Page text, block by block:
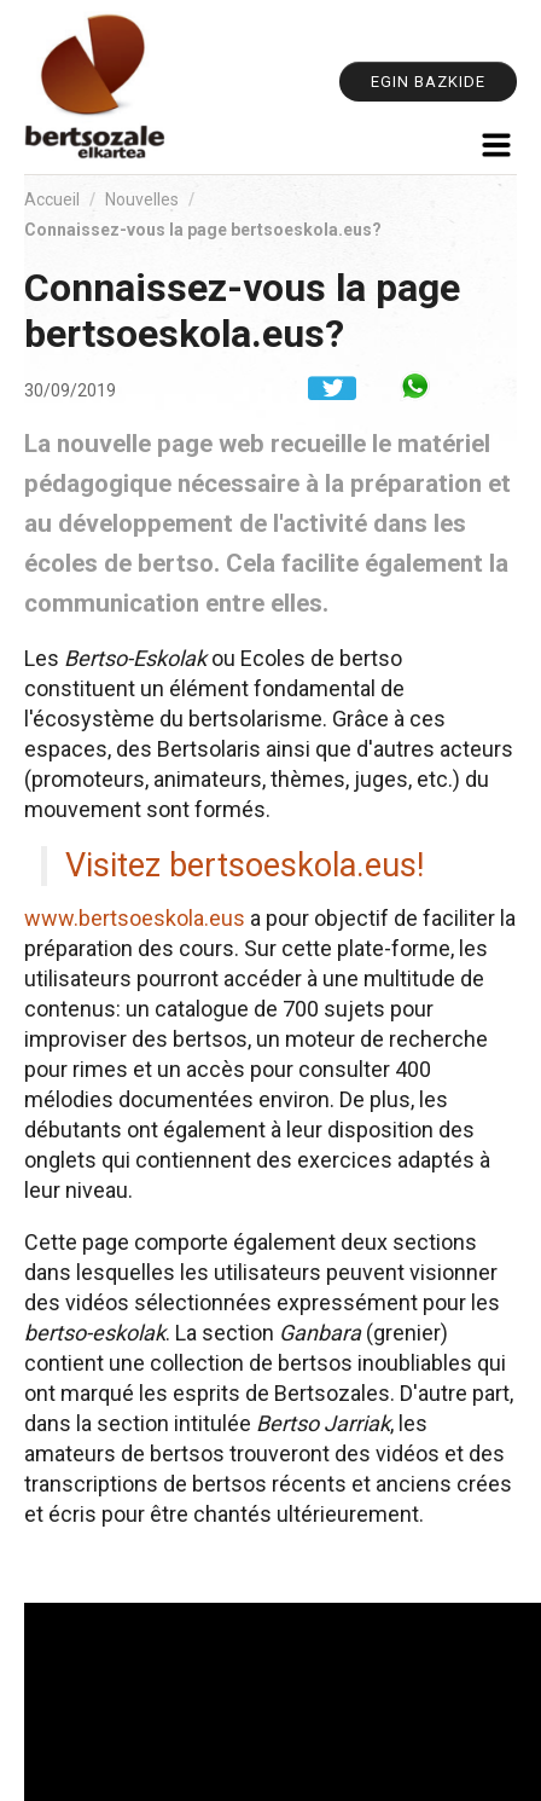
contenu.
Aller
la
navigation
EGIN BAZKIDE
Accueil / Nouvelles /
Connaissez-vous la page bertsoeskola.eus?
Connaissez-vous la page
bertsoeskola.eus?
30/09/2019
La nouvelle page web recueille le matériel
pédagogique nécessaire à la préparation et
au développement de l'activité dans les
écoles de bertso. Cela facilite également la
communication entre elles.
Les Bertso-Eskolakou Ecoles de bertso
constituent un élément fondamental de
l'écosystème du bertsolarisme. Grâce à ces
espaces, des Bertsolaris ainsi que d'autres acteurs
(promoteurs, animateurs, thèmes, juges, etc.) du
mouvement sont formés.
Visitez bertsoeskola.eus!
www.bertsoeskola.eus a pour objectif de faciliter la
préparation des cours. Sur cette plate-forme, les
utilisateurs pourront accéder à une multitude de
contenus: un catalogue de 700 sujets pour
improviser des bertsos, un moteur de recherche
pour rimes et un accès pour consulter 400
mélodies documentées environ. De plus, les
débutants ont également à leur disposition des
onglets qui contiennent des exercices adaptés à
leur niveau.
Cette page comporte également deux sections
dans lesquelles les utilisateurs peuvent visionner
des vidéos sélectionnées expressément pour les
bertso-eskolak. La section Ganbara(grenier)
contient une collection de bertsos inoubliables qui
ont marqué les esprits de Bertsozales. D'autre part,
dans la section intitulée Bertso Jarriak, les
amateurs de bertsos trouveront des vidéos et des
transcriptions de bertsos récents et anciens crées
et écris pour être chantés ultérieurement.